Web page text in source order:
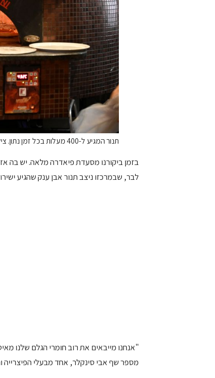
תנור המגיע ל-400 מעלות בכל זמן נתון. צילום ניסים לוי
בזמן ביקורנו מסעדת פיאדרה מלאה. יש בה
לבר, שבמרכזו ניצב תנור אבן ענק שהגיע
"אנחנו מייבאים את רוב חומרי הגלם שלנו
מספר שף אבי סינקלר, אחד מבעלי